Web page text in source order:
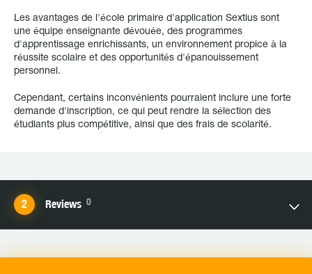
Les avantages de l'école primaire d'application Sextius sont
une équipe enseignante dévouée, des programmes
d'apprentissage enrichissants, un environnement propice à la
réussite scolaire et des opportunités d'épanouissement
personnel.
Cependant, certains inconvénients pourraient inclure une forte
demande d'inscription, ce qui peut rendre la sélection des
étudiants plus compétitive, ainsi que des frais de scolarité.
Reviews 0